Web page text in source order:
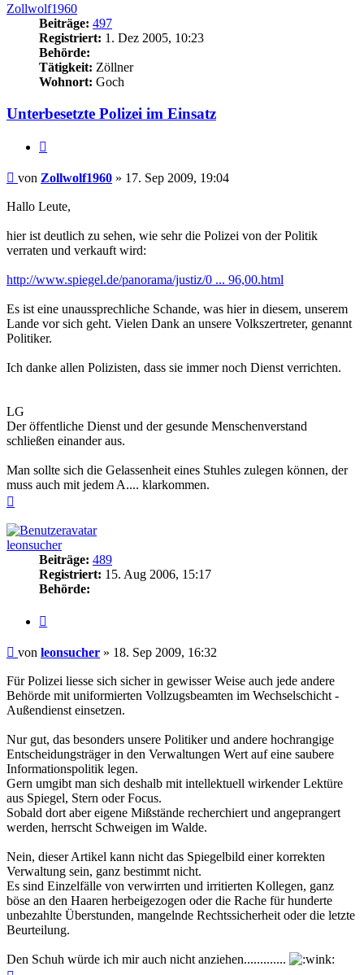
Zollwolf1960
Beiträge: 497
Registriert: 1. Dez 2005, 10:23
Behörde:
Tätigkeit: Zöllner
Wohnort: Goch
Unterbesetzte Polizei im Einsatz
Beitrag
von Zollwolf1960 » 17. Sep 2009, 19:04
Hallo Leute,
hier ist deutlich zu sehen, wie sehr die Polizei von der Politik
verraten und verkauft wird:
http://www.spiegel.de/panorama/justiz/0 ... 96,00.html
Es ist eine unaussprechliche Schande, was hier in diesem, unserem
Lande vor sich geht. Vielen Dank an unsere Volkszertreter, genannt
Politiker.
Ich danke allen Polizisten, dass sie immer noch Dienst verrichten.
LG
Der öffentliche Dienst und der gesunde Menschenverstand
schließen einander aus.
Man sollte sich die Gelassenheit eines Stuhles zulegen können, der
muss auch mit jedem A.... klarkommen.
leonsucher
Beiträge: 489
Registriert: 15. Aug 2006, 15:17
Behörde:
Beitrag
von leonsucher » 18. Sep 2009, 16:32
Für Polizei liesse sich sicher in gewisser Weise auch jede andere
Behörde mit uniformierten Vollzugsbeamten im Wechselschicht -
Außendienst einsetzen.
Nur gut, das besonders unsere Politiker und andere hochrangige
Entscheidungsträger in den Verwaltungen Wert auf eine saubere
Informationspolitik legen.
Gern umgibt man sich deshalb mit intellektuell wirkender Lektüre
aus Spiegel, Stern oder Focus.
Sobald dort aber eigene Mißstände recherchiert und angeprangert
werden, herrscht Schweigen im Walde.
Nein, dieser Artikel kann nicht das Spiegelbild einer korrekten
Verwaltung sein, ganz bestimmt nicht.
Es sind Einzelfälle von verwirrten und irritierten Kollegen, ganz
böse an den Haaren herbeigezogen oder die Rache für hunderte
unbezahlte Überstunden, mangelnde Rechtssicherheit oder die letzte
Beurteilung.
Den Schuh würde ich mir auch nicht anziehen.............